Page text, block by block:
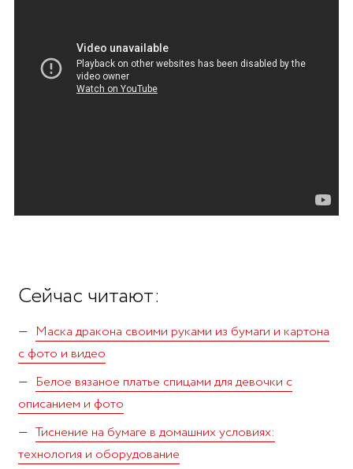
Сейчас читают:
Маска дракона своими руками из бумаги и картона
с фото и видео
Белое вязаное платье спицами для девочки с
описанием и фото
Тиснение на бумаге в домашних условиях:
технология и оборудование